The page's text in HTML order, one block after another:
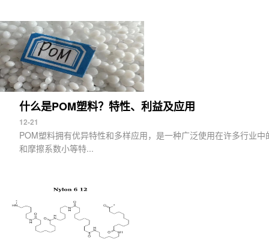
什么是POM塑料？特性、利益及应用
12-21
POM塑料拥有优异特性和多样应用，是一种广泛使用在许多行业
和摩擦系数小等特...